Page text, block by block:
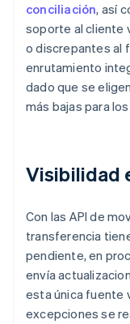
conciliación, así
soporte al cliente
o discrepantes al
enrutamiento
dado que se
más bajas para
Visibilidad
Con las API de
transferencia
pendiente, en
envía
esta única fuente
excepciones se